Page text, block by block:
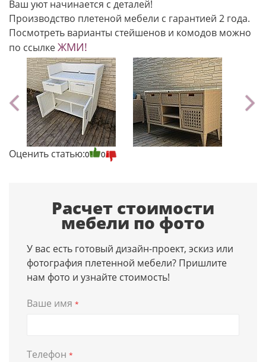
Ваш уют начинается с деталей!
Производство плетеной мебели с гарантией 2 года.
Посмотреть варианты стейшенов и комодов можно
по ссылкеЖМИ!
Оценить статью:0 0
Расчет стоимости
мебели по фото
У вас есть готовый дизайн-проект, эскиз или
фотография плетенной мебели? Пришлите
нам фото и узнайте стоимость!
Ваше имя *
Телефон *